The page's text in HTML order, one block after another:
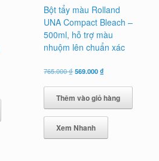
Bột tẩy màu Rolland
UNA Compact Bleach –
500ml, hỗ trợ màu
nhuộm lên chuẩn xác
765.000₫Giá
là:
765.000 ₫.
569.000₫
tại
là:
569.000 ₫.
Thêm vào giỏ hàng
Xem Nhanh